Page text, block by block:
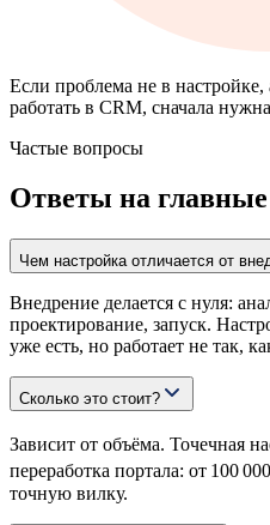
Если проблема не в
работать в CRM, сначала
Частые вопросы
Ответы на
Чем настройка отличается от
Внедрение делается с нуля:
проектирование, запуск.
уже есть, но работает не так,
Сколько это стоит?
Зависит от объёма. Точечная
переработка портала: от 100
точную вилку.